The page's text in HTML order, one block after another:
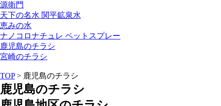
源衛門
天下の名水 関平鉱泉水
恵みの水
ナノコロナチュレ ペットスプレー
鹿児島のチラシ
宮崎のチラシ
TOP> 鹿児島のチラシ
鹿児島のチラシ